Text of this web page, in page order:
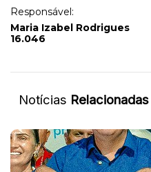
Responsável:
Maria Izabel Rodrigues
16.046
Notícias Relacionadas